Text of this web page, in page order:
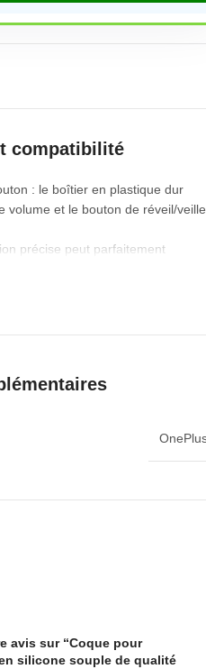
compatibilité
: le boîtier en plastique dur
volume et le bouton de réveil/
précise peut parfaitement
avis sur “Coque pour
silicone souple de qualité